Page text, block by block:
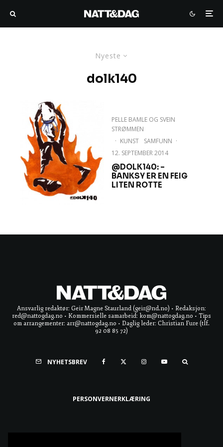
Nyeste
dolk140
PELLE BAMLE OG SVEIN
STRØMMEN
· KUNST SAMFUNN ·
12. SEPTEMBER 2014
@DOLK140: –
BANKSY ER EN FEIG
LITEN ROTTE
Ansvarlig redaktør: Geir Magne Staurland (geir@nd.no) • Redaksjon:
red@nattogdag.no • Kommersielle samarbeid: kom@nattogdag.no • Tips
om arrangementer: arr@nattogdag.no • Daglig leder: Christian Fure (tlf.
92 08 85 72)
NYHETSBREV
PERSONVERNERKLÆRING